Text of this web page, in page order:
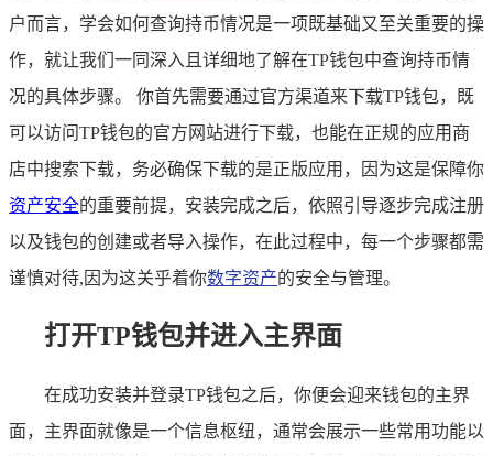
户而言，学会如何查询持币情况是一项既基础又至关重要的操
作，就让我们一同深入且详细地了解在TP钱包中查询持币情
况的具体步骤。 你首先需要通过官方渠道来下载TP钱包，既
可以访问TP钱包的官方网站进行下载，也能在正规的应用商
店中搜索下载，务必确保下载的是正版应用，因为这是保障你
资产安全的重要前提，安装完成之后，依照引导逐步完成注册
以及钱包的创建或者导入操作，在此过程中，每一个步骤都需
谨慎对待,因为这关乎着你数字资产的安全与管理。
打开TP钱包并进入主界面
在成功安装并登录TP钱包之后，你便会迎来钱包的主界
面，主界面就像是一个信息枢纽，通常会展示一些常用功能以